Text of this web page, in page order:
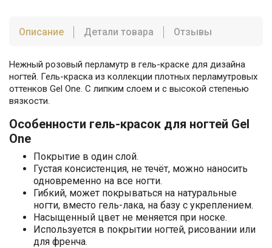
Описание Детали товара Отзывы
Нежный розовый перламутр в гель-краске для дизайна
ногтей. Гель-краска из коллекции плотных перламутровых
оттенков Gel One. С липким слоем и с высокой степенью
вязкости.
Особенности гель-красок для ногтей Gel
One
Покрытие в один слой.
Густая консистенция, не течёт, можно наносить
одновременно на все ногти.
Гибкий, может покрываться на натуральные
ногти, вместо гель-лака, на базу с укреплением.
Насыщенный цвет не меняется при носке.
Используется в покрытии ногтей, рисовании или
для френча.